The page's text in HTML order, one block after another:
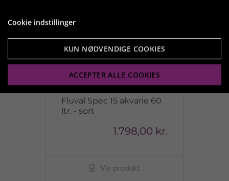
Fluval Spec 15 akvarie 60
ltr. - sort
1.798,00 kr.
Vis produkt
Cookie indstillinger
KUN NØDVENDIGE COOKIES
ACCEPTER ALLE COOKIES